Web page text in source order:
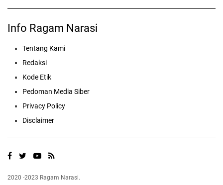
Info Ragam Narasi
Tentang Kami
Redaksi
Kode Etik
Pedoman Media Siber
Privacy Policy
Disclaimer
2020 -2023 Ragam Narasi.